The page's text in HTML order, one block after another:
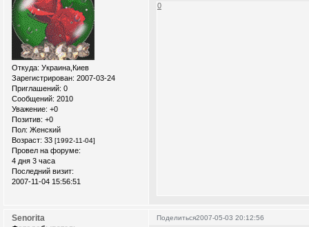
Откуда: Украина,Киев
Зарегистрирован: 2007-03-24
Приглашений: 0
Сообщений: 2010
Уважение: +0
Позитив: +0
Пол: Женский
Возраст: 33 [1992-11-04]
Провел на форуме:
4 дня 3 часа
Последний визит:
2007-11-04 15:56:51
0
Поделиться2007-05-03 20:12:56
Senorita